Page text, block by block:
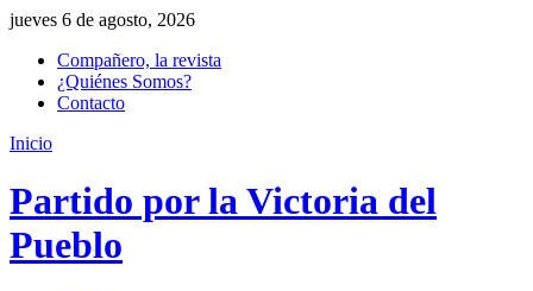
jueves 6 de agosto, 2026
Compañero, la revista
¿Quiénes Somos?
Contacto
Inicio
Partido por la Victoria del
Pueblo